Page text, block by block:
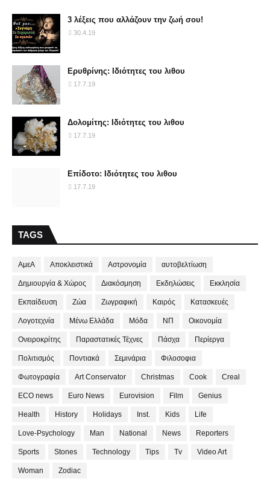
3 λέξεις που αλλάζουν την ζωή σου!
30.4.19
Ερυθρίνης: Ιδιότητες του λιθου
17.7.19
Δολομίτης: Ιδιότητες του λιθου
17.7.19
Επίδοτο: Ιδιότητες του λιθου
17.7.19
TAGS
ΑμεΑ Αποκλειστικά Αστρονομία αυτοβελτίωση
Δημιουργία & Χώρος Διακόσμηση Εκδηλώσεις Εκκλησία
Εκπαίδευση Ζώα Ζωγραφική Καιρός Κατασκευές
Λογοτεχνία Μένω Ελλάδα Μόδα ΝΠ Οικονομία
Ονειροκρίτης Παραστατικές Τέχνες Πάσχα Περίεργα
Πολιτισμός Ποντιακά Σεμινάρια Φιλοσοφια
Φωτογραφία Art Conservator Christmas Cook Creal
ECO news Euro News Eurovision Film Genius
Health History Holidays Inst. Kids Life
Love-Psychology Man National News Reporters
Sports Stones Technology Tips Tv Video Art
Woman Zodiac